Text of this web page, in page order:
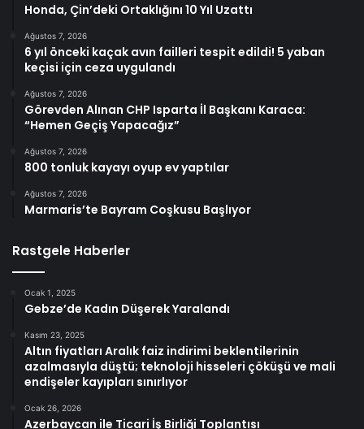
Honda, Çin’deki Ortaklığını 10 Yıl Uzattı
Ağustos 7, 2026
6 yıl önceki kaçak avın failleri tespit edildi! 5 yaban
keçisi için ceza uygulandı
Ağustos 7, 2026
Görevden Alınan CHP Isparta İl Başkanı Karaca:
“Hemen Geçiş Yapacağız”
Ağustos 7, 2026
800 tonluk kayayı oyup ev yaptılar
Ağustos 7, 2026
Marmaris’te Bayram Coşkusu Başlıyor
Rastgele Haberler
Ocak 1, 2025
Gebze’de Kadın Düşerek Yaralandı
Kasım 23, 2025
Altın fiyatları Aralık faiz indirimi beklentilerinin
azalmasıyla düştü; teknoloji hisseleri çöküşü ve mali
endişeler kayıpları sınırlıyor
Ocak 26, 2026
Azerbaycan ile Ticari İş Birliği Toplantısı